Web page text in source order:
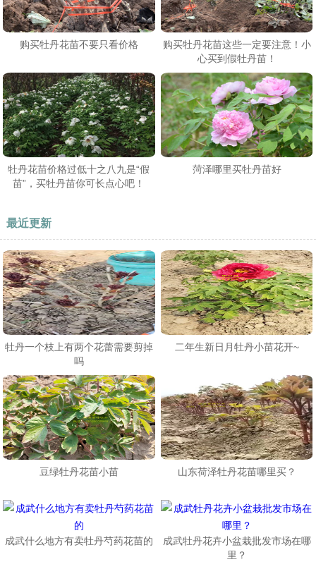
购买牡丹花苗不要只看价格
购买牡丹花苗这些一定要注意！小
心买到假牡丹苗！
牡丹花苗价格过低十之八九是“假
苗”，买牡丹苗你可长点心吧！
菏泽哪里买牡丹苗好
最近更新
牡丹一个枝上有两个花蕾需要剪掉
吗
​二年生新日月牡丹小苗花开~
豆绿牡丹花苗小苗 山东荷泽牡丹花苗哪里买？
成武什么地方有卖牡丹芍药花苗的
成武牡丹花卉小盆栽批发市场在哪
里？